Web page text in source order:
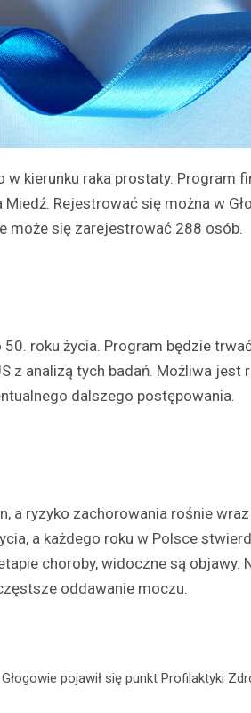
kierunku raka prostaty. Program
Rejestrować się można w
może się zarejestrować 288 osób.
roku życia. Program będzie
z analizą tych badań. Możliwa jest
dalszego postępowania.
a ryzyko zachorowania rośnie
a każdego roku w Polsce
choroby, widoczne są objawy.
oddawanie moczu.
pojawił się punkt Profilaktyki
czasie w Głogowie?
kilka propozycji!
Masz wolny weekend i